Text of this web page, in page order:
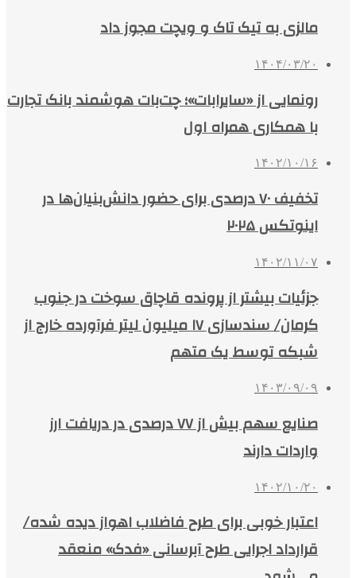
مالزی به تیک تاک و ویچت مجوز داد
۱۴۰۴/۰۳/۲۰
رونمایی از «سایرابات»؛ چت‌بات هوشمند بانک تجارت
با همکاری همراه اول
۱۴۰۲/۱۰/۱۶
تخفیف ۷۰ درصدی برای حضور دانش‌بنیان‌ها در
اینوتکس ۲۰۲۵
۱۴۰۲/۱۱/۰۷
جزئیات بیشتر از پرونده قاچاق سوخت در جنوب
کرمان/ سندسازی ۱۷ میلیون لیتر فرآورده‌ خارج از
شبکه توسط یک متهم
۱۴۰۳/۰۹/۰۹
صنایع سهم بیش از ۷۷ درصدی در دریافت ارز
واردات دارند
۱۴۰۲/۱۰/۲۰
اعتبار خوبی برای طرح فاضلاب اهواز دیده شده/
قرارداد اجرایی طرح آبرسانی «فدک» منعقد